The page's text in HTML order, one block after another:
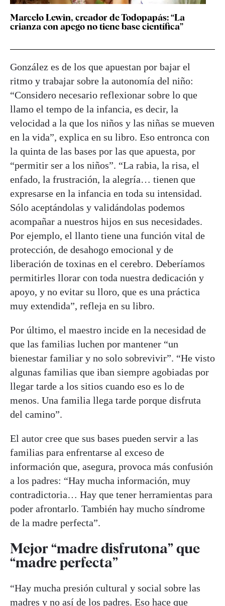
Marcelo Lewin, creador de Todopapás: “La
crianza con apego no tiene base científica”
González es de los que apuestan por bajar el
ritmo y trabajar sobre la autonomía del niño:
“Considero necesario reflexionar sobre lo que
llamo el tempo de la infancia, es decir, la
velocidad a la que los niños y las niñas se mueven
en la vida”, explica en su libro. Eso entronca con
la quinta de las bases por las que apuesta, por
“permitir ser a los niños”. “La rabia, la risa, el
enfado, la frustración, la alegría… tienen que
expresarse en la infancia en toda su intensidad.
Sólo aceptándolas y validándolas podemos
acompañar a nuestros hijos en sus necesidades.
Por ejemplo, el llanto tiene una función vital de
protección, de desahogo emocional y de
liberación de toxinas en el cerebro. Deberíamos
permitirles llorar con toda nuestra dedicación y
apoyo, y no evitar su lloro, que es una práctica
muy extendida”, refleja en su libro.
Por último, el maestro incide en la necesidad de
que las familias luchen por mantener “un
bienestar familiar y no solo sobrevivir”. “He visto
algunas familias que iban siempre agobiadas por
llegar tarde a los sitios cuando eso es lo de
menos. Una familia llega tarde porque disfruta
del camino”.
El autor cree que sus bases pueden servir a las
familias para enfrentarse al exceso de
información que, asegura, provoca más confusión
a los padres: “Hay mucha información, muy
contradictoria… Hay que tener herramientas para
poder afrontarlo. También hay mucho síndrome
de la madre perfecta”.
Mejor “madre disfrutona” que
“madre perfecta”
“Hay mucha presión cultural y social sobre las
madres y no así de los padres. Eso hace que